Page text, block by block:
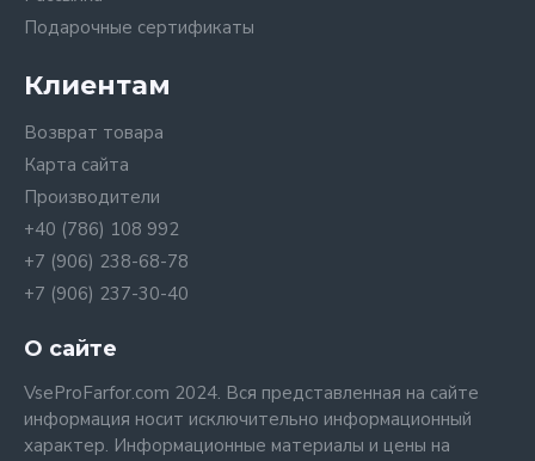
Подарочные сертификаты
Клиентам
Возврат товара
Карта сайта
Производители
+40 (786) 108 992
+7 (906) 238-68-78
+7 (906) 237-30-40
О сайте
VseProFarfor.com 2024. Вся представленная на сайте
информация носит исключительно информационный
характер. Информационные материалы и цены на